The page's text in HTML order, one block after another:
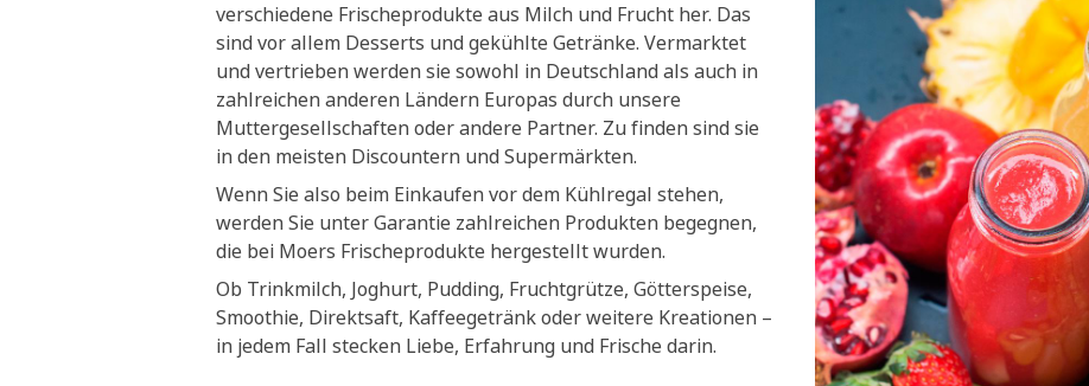
verschiedene Frischeprodukte aus Milch und Frucht her. Das
sind vor allem Desserts und gekühlte Getränke. Vermarktet
und vertrieben werden sie sowohl in Deutschland als auch in
zahlreichen anderen Ländern Europas durch unsere
Muttergesellschaften oder andere Partner. Zu finden sind sie
in den meisten Discountern und Supermärkten.
Wenn Sie also beim Einkaufen vor dem Kühlregal stehen,
werden Sie unter Garantie zahlreichen Produkten begegnen,
die bei Moers Frischeprodukte hergestellt wurden.
Ob Trinkmilch, Joghurt, Pudding, Fruchtgrütze, Götterspeise,
Smoothie, Direktsaft, Kaffeegetränk oder weitere Kreationen –
in jedem Fall stecken Liebe, Erfahrung und Frische darin.